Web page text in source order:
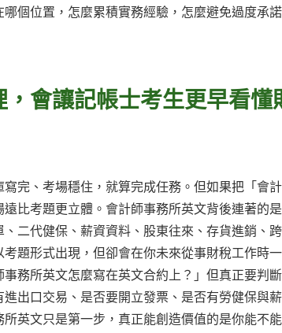
個位置，怎麼累積實務經驗，怎麼避免過度承
會讓記帳士考生更早看懂
完、考場穩住，就算完成任務。但如果把「會
比考題更立體。會計師事務所英文背後連著的是
二代健保、薪資資料、股東往來、存貨進銷、
題形式出現，但卻會在你未來從事財稅工作時
務所英文怎麼寫在英文合約上？」但真正要判斷
出口交易、是否要開立發票、是否有勞健保與
英文只是第一步，真正能創造價值的是你能不